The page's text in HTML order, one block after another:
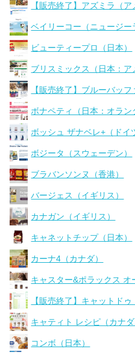
【販売終了】アズミラ（ア
ベイリーコー（ニュージー
ビューティープロ（日本）
ブリスミックス（日本：ア
【販売終了】ブルーバッフ
ボナペティ（日本：オラン
ボッシュ ザナベレ+（ドイ
ボジータ（スウェーデン）
ブラバンソンヌ（香港）
バージェス（イギリス）
カナガン（イギリス）
キャネットチップ（日本）
カーナ4（カナダ）
キャスター&ポラックス オ
【販売終了】キャットドゥ
キャティト レシピ（カナダ
コンボ（日本）